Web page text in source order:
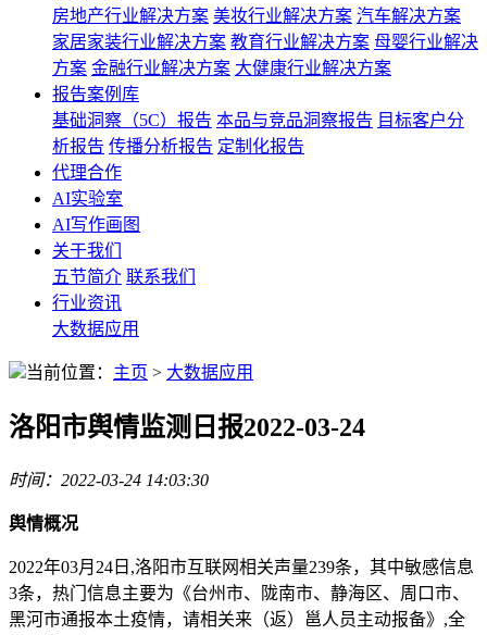
房地产行业解决方案 美妆行业解决方案 汽车解决方案
家居家装行业解决方案 教育行业解决方案 母婴行业解决
方案 金融行业解决方案 大健康行业解决方案
报告案例库
基础洞察（5C）报告 本品与竞品洞察报告 目标客户分
析报告 传播分析报告 定制化报告
代理合作
AI实验室
AI写作画图
关于我们
五节简介 联系我们
行业资讯
大数据应用
当前位置： 主页 > 大数据应用
洛阳市舆情监测日报2022-03-24
时间：2022-03-24 14:03:30
舆情概况
2022年03月24日,洛阳市互联网相关声量239条，其中敏感信息
3条，热门信息主要为《台州市、陇南市、静海区、周口市、
黑河市通报本土疫情，请相关来（返）邕人员主动报备》,全